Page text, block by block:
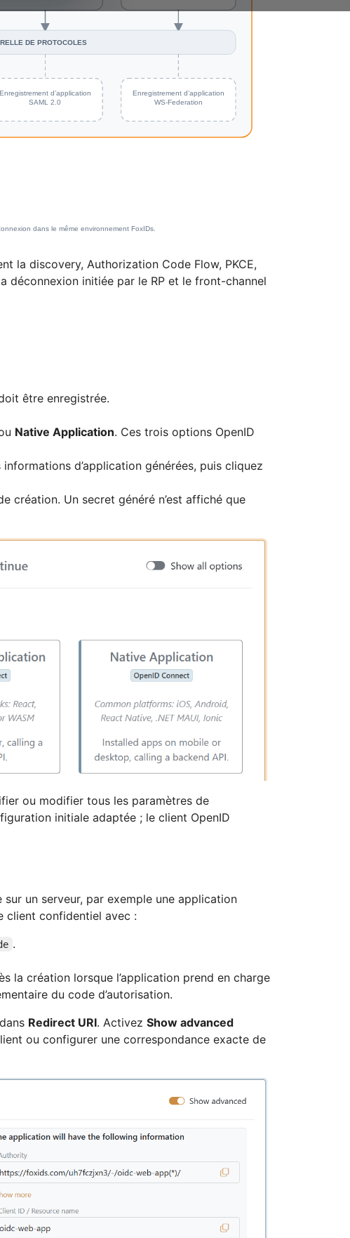
la discovery, Authorization Code Flow, PKCE,
déconnexion initiée par le RP et le front-channel
être enregistrée.
Native Application. Ces trois options OpenID
d’application générées, puis cliquez
création. Un secret généré n’est affiché que
ou modifier tous les paramètres de
initiale adaptée ; le client OpenID
un serveur, par exemple une application
client confidentiel avec :
.
la création lorsque l’application prend en charge
du code d’autorisation.
Redirect URI. Activez Show advanced
ou configurer une correspondance exacte de